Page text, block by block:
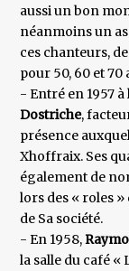
aussi un bon
néanmoins un
ces chanteurs,
pour 50, 60 et
- Entré en 1957
Dostriche,
présence
Xhoffraix. Ses
également de
lors des « roles
de Sa société.
- En 1958,
la salle du café